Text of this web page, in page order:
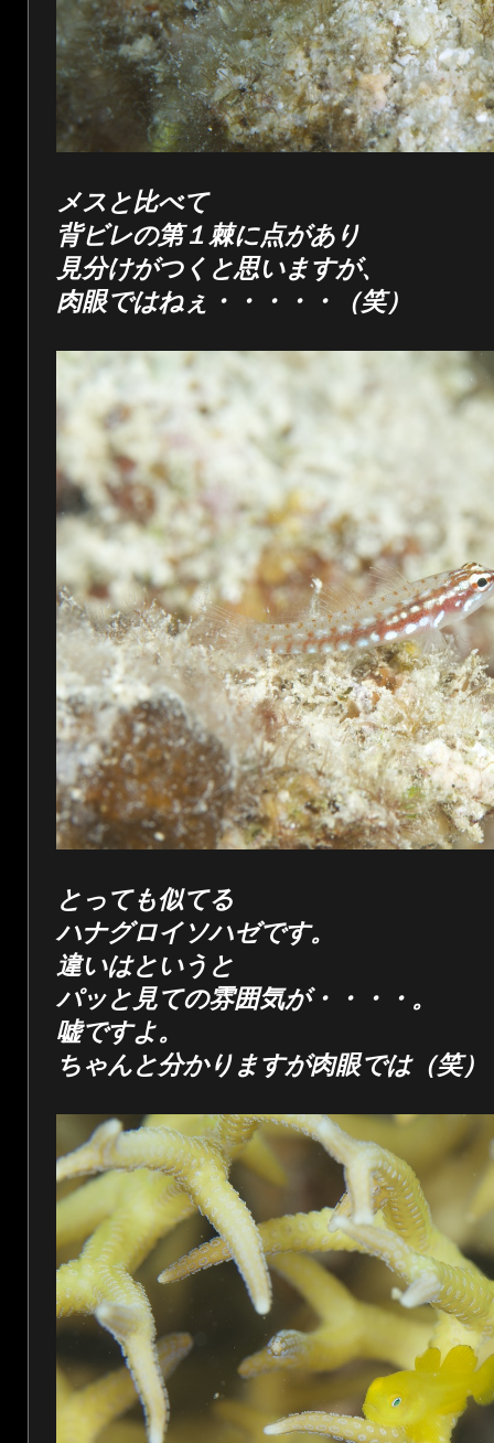
メスと比べて
背ビレの第１棘に点があり
見分けがつくと思いますが、
肉眼ではねぇ・・・・・（笑）
とっても似てる
ハナグロイソハゼです。
違いはというと
パッと見ての雰囲気が・・・・。
嘘ですよ。
ちゃんと分かりますが肉眼では（笑）